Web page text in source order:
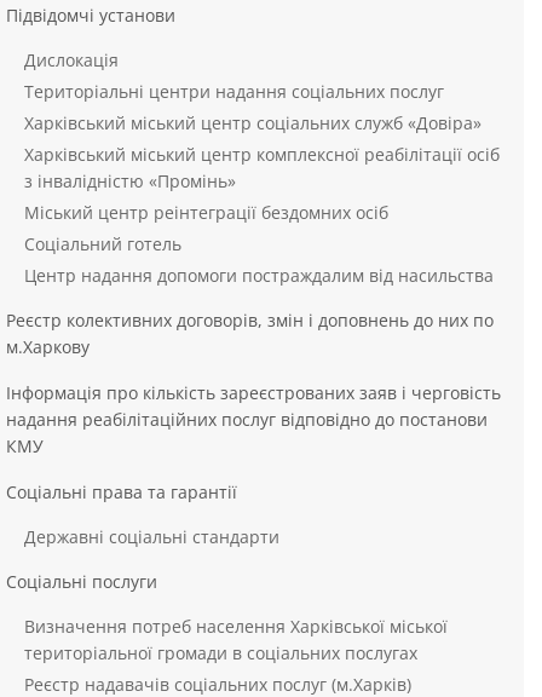
Підвідомчі установи
Дислокація
Територіальні центри надання соціальних послуг
Харківський міський центр соціальних служб «Довіра»
Харківський міський центр комплексної реабілітації осіб
з інвалідністю «Промінь»
Міський центр реінтеграції бездомних осіб
Соціальний готель
Центр надання допомоги постраждалим від насильства
Реєстр колективних договорів, змін і доповнень до них по
м.Харкову
Інформація про кількість зареєстрованих заяв і черговість
надання реабілітаційних послуг відповідно до постанови
КМУ
Соціальні права та гарантії
Державні соціальні стандарти
Соціальні послуги
Визначення потреб населення Харківської міської
територіальної громади в соціальних послугах
Реєстр надавачів соціальних послуг (м.Харків)